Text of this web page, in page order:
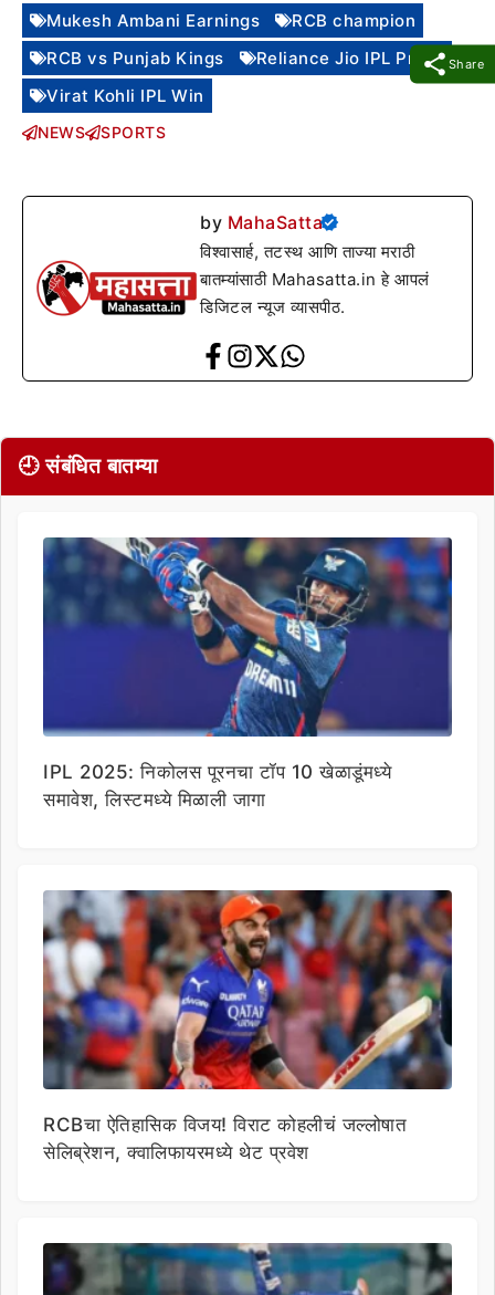
Share
Mukesh Ambani Earnings
RCB champion
RCB vs Punjab Kings
Reliance Jio IPL Profit
Virat Kohli IPL Win
NEWS SPORTS
by MahaSatta
विश्वासार्ह, तटस्थ आणि ताज्या मराठी
बातम्यांसाठी Mahasatta.in हे आपलं
डिजिटल न्यूज व्यासपीठ.
🕘 संबंधित बातम्या
IPL 2025: निकोलस पूरनचा टॉप 10 खेळाडूंमध्ये
समावेश, लिस्टमध्ये मिळाली जागा
RCBचा ऐतिहासिक विजय! विराट कोहलीचं जल्लोषात
सेलिब्रेशन, क्वालिफायरमध्ये थेट प्रवेश